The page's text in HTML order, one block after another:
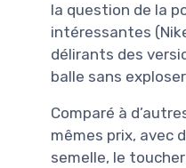
la question de la
intéressantes
délirants des
balle sans
Comparé à
mêmes prix, avec
semelle, le